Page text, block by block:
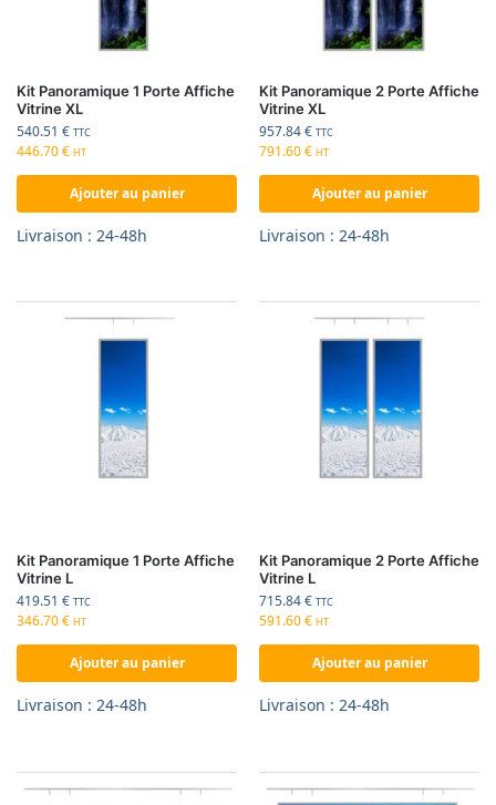
Kit Panoramique 1 Porte Affiche
Vitrine XL
540.51 € TTC
446.70€ HT
Ajouter au panier
Livraison : 24-48h
Kit Panoramique 2 Porte Affiche
Vitrine XL
957.84€ TTC
791.60€ HT
Ajouter au panier
Livraison : 24-48h
Kit Panoramique 1 Porte Affiche
Vitrine L
419.51 € TTC
346.70€ HT
Ajouter au panier
Livraison : 24-48h
Kit Panoramique 2 Porte Affiche
Vitrine L
715.84€ TTC
591.60€ HT
Ajouter au panier
Livraison : 24-48h